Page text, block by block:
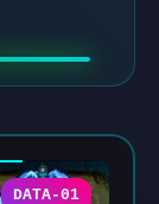
DATA-01